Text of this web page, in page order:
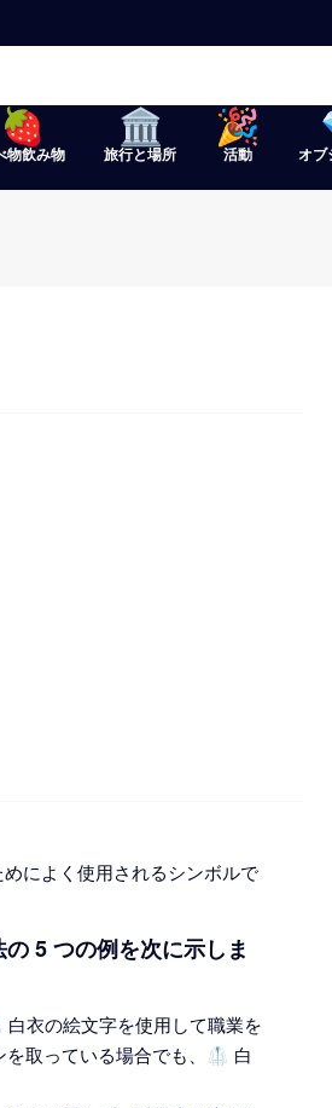
物飲み物 旅行と場所 活動 オブ
によく使用されるシンボルで
5 つの例を次に示しま
衣の絵文字を使用して職業を
取っている場合でも、🥼 白